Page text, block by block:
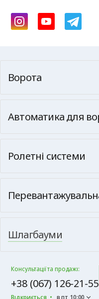
Ворота
Автоматика для
Ролетні системи
Шлагбауми
Консультації та продажі:
+38 (067) 126-21-55
Відкриється в пт 10:00